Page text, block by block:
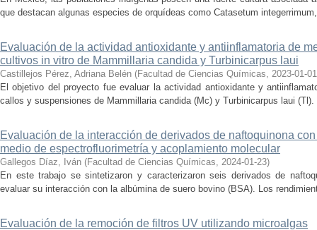
que destacan algunas especies de orquídeas como Catasetum
Evaluación de la actividad antioxidante y antiinflamatoria de
cultivos in vitro de Mammillaria candida y Turbinicarpus laui
Castillejos Pérez, Adriana Belén (Facultad de Ciencias Químicas, 2023-01-01
El objetivo del proyecto fue evaluar la actividad antioxidante y
callos y suspensiones de Mammillaria candida (Mc) y Turbinicarpus laui
Evaluación de la interacción de derivados de naftoquinona
medio de espectrofluorimetría y acoplamiento molecular
Gallegos Díaz, Iván (Facultad de Ciencias Químicas, 2024-01-23)
En este trabajo se sintetizaron y caracterizaron seis derivados de
evaluar su interacción con la albúmina de suero bovino (BSA). Los
Evaluación de la remoción de filtros UV utilizando microalgas